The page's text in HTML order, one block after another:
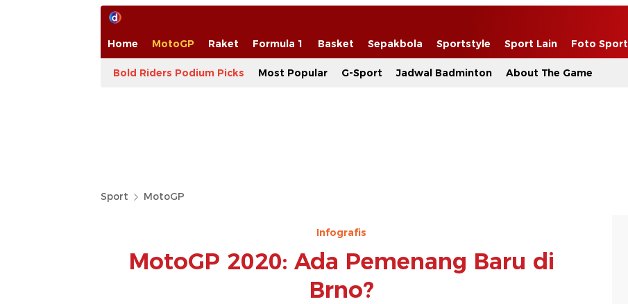
Home MotoGP Raket Formula 1 Basket Sepakbola Sportstyle Sport Lain Foto Sport
Bold Riders Podium Picks Most Popular G-Sport Jadwal Badminton About The Game
Sport MotoGP
Infografis
MotoGP 2020: Ada Pemenang Baru di
Brno?